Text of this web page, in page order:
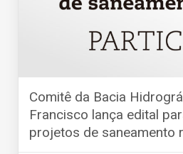
Comitê da Bacia
Francisco lança edital
projetos de saneamento